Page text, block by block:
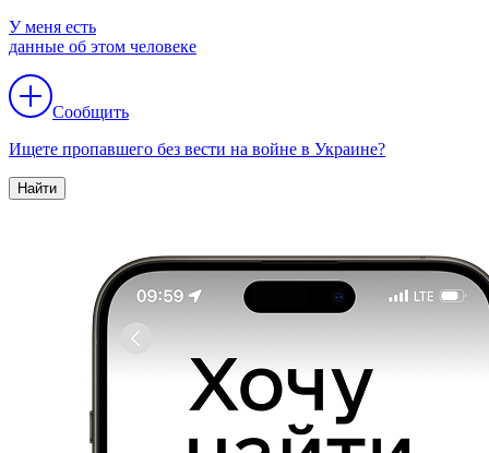
У меня есть
данные об этом человеке
Сообщить
Ищете пропавшего без вести на войне в Украине?
Найти